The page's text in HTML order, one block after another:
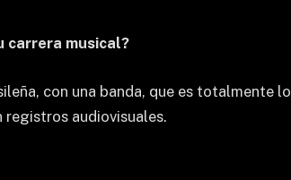
carrera musical?
con una banda, que es totalmente
registros audiovisuales.